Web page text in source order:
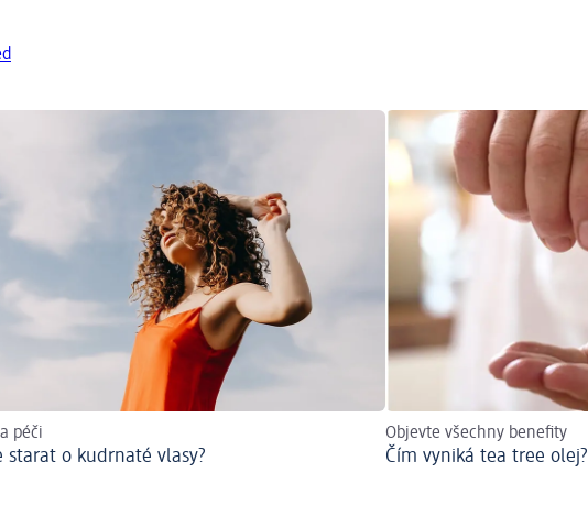
péči
starat o kudrnaté vlasy?
Objevte všechny benefity
Čím vyniká tea tree olej?